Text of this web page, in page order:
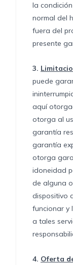
la
normal del
fuera del
presente
3.
puede
aquí
otorga al
garantía
garantía
otorga
idoneidad
de alguna
dispositivo
funcionar y
a tales
4. Oferta